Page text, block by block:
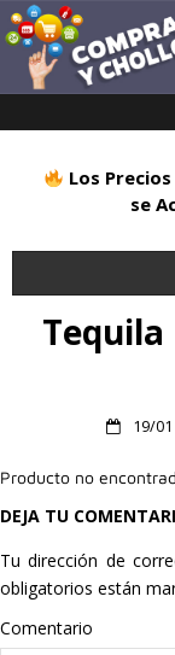
Los
se
Inicio
Deportes
Hogar
Informática
19/
Producto no
DEJA TU
Tu dirección de
obligatorios están
Comentario